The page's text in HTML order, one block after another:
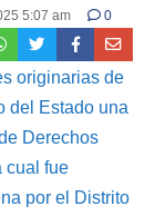
5:07 am 0
originarias de
del Estado una
Derechos
cual fue
por el Distrito